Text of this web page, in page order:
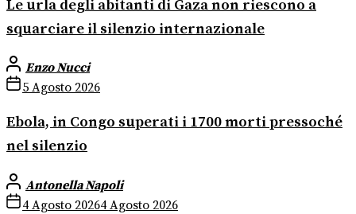
Le urla degli abitanti di Gaza non riescono a
squarciare il silenzio internazionale
Enzo Nucci
5 Agosto 2026
Ebola, in Congo superati i 1700 morti pressoché
nel silenzio
Antonella Napoli
4 Agosto 20264 Agosto 2026